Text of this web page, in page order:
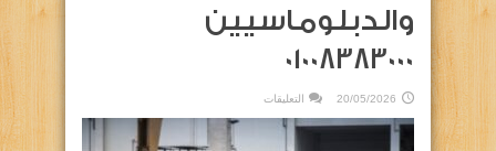
والدبلوماسيين
01008383000
20/05/2026 التعليقات
سيارات